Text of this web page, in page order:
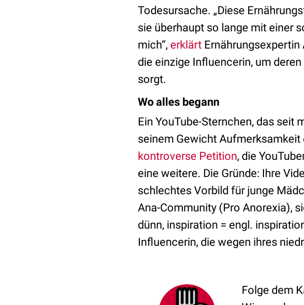
Todesursache. „Diese
sie überhaupt so lange mit einer
mich“, erklärt
die einzige Influencerin, um
sorgt.
Wo alles begann
Ein YouTube-Sternchen, das seit
seinem Gewicht Aufmerksamkeit
kontroverse Petition, die
eine weitere. Die Gründe: Ihre
schlechtes Vorbild für junge
Ana-Community (Pro Anorexia),
dünn, inspiration = engl.
Influencerin, die wegen ihres
Folge dem